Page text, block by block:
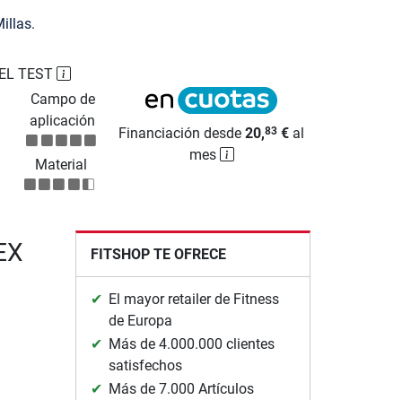
TEST
Campo de
aplicación
Material
Financiación desde20,83 € al
mes
FITSHOP TE OFRECE
El mayor retailer de Fitness
de Europa
Más de 4.000.000 clientes
satisfechos
Más de 7.000 Artículos